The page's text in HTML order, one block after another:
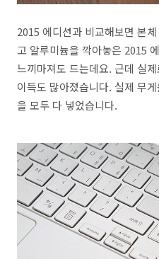
2015 에디션과 비교해보면 본
고 알루미늄을 깍아놓은 2015
느끼마져도 드는데요. 근데 실
이득도 많아졌습니다. 실제 무
을 모두 다 넣었습니다.